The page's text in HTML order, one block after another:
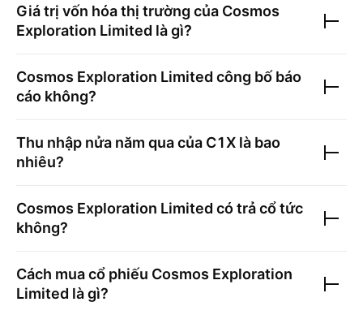
Giá trị vốn hóa thị trường của Cosmos
Exploration Limited là gì?
Cosmos Exploration Limited công bố báo
cáo không?
Thu nhập nửa năm qua của C1X là bao
nhiêu?
Cosmos Exploration Limited có trả cổ tức
không?
Cách mua cổ phiếu Cosmos Exploration
Limited là gì?